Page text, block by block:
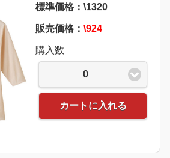
標準価格：\1320
販売価格： \924
購入数
0
カートに入れる